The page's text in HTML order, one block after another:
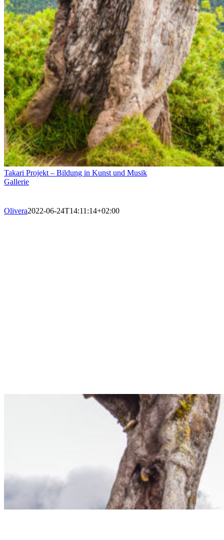
Takari Projekt – Bildung in Kunst und Musik
Gallerie
Olivera2022-06-24T14:11:14+02:00